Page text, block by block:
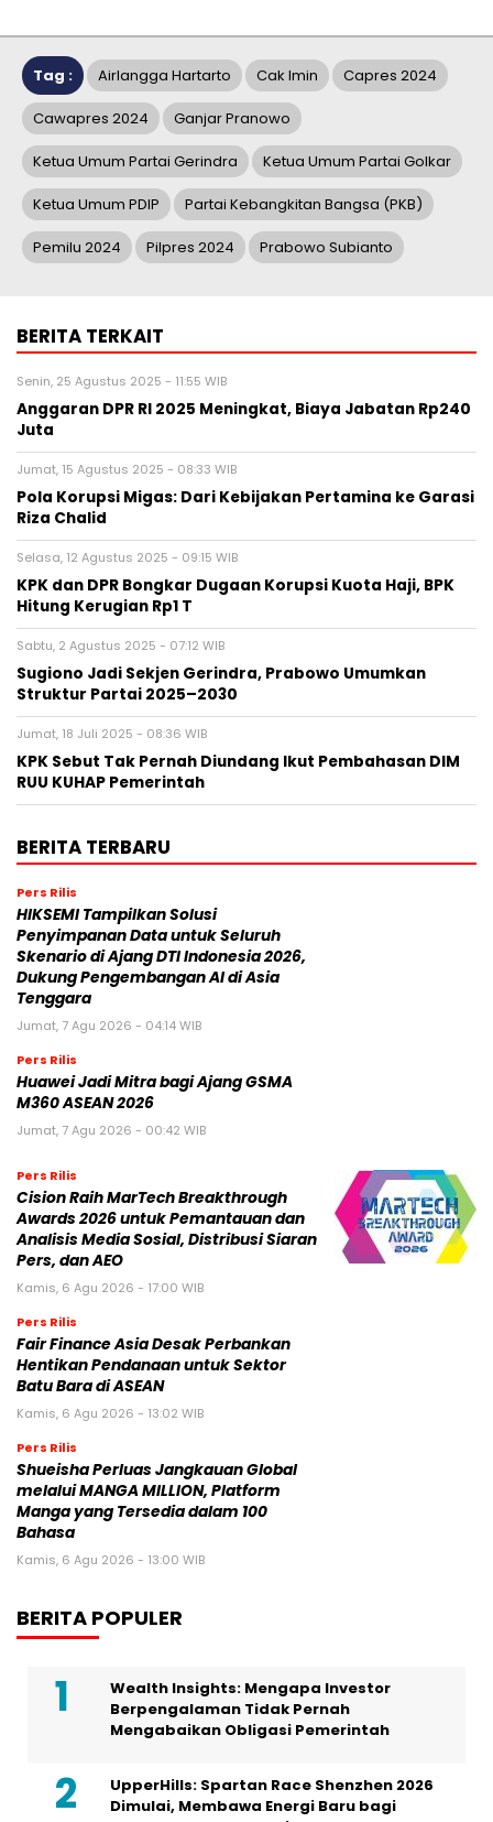
Tag : Airlangga Hartarto Cak Imin Capres 2024
Cawapres 2024 Ganjar Pranowo
Ketua Umum Partai Gerindra Ketua Umum Partai Golkar
Ketua Umum PDIP Partai Kebangkitan Bangsa (PKB)
Pemilu 2024 Pilpres 2024 Prabowo Subianto
BERITA TERKAIT
Senin, 25 Agustus 2025 - 11:55 WIB
Anggaran DPR RI 2025 Meningkat, Biaya Jabatan Rp240
Juta
Jumat, 15 Agustus 2025 - 08:33 WIB
Pola Korupsi Migas: Dari Kebijakan Pertamina ke Garasi
Riza Chalid
Selasa, 12 Agustus 2025 - 09:15 WIB
KPK dan DPR Bongkar Dugaan Korupsi Kuota Haji, BPK
Hitung Kerugian Rp1 T
Sabtu, 2 Agustus 2025 - 07:12 WIB
Sugiono Jadi Sekjen Gerindra, Prabowo Umumkan
Struktur Partai 2025–2030
Jumat, 18 Juli 2025 - 08:36 WIB
KPK Sebut Tak Pernah Diundang Ikut Pembahasan DIM
RUU KUHAP Pemerintah
BERITA TERBARU
Pers Rilis
HIKSEMI Tampilkan Solusi
Penyimpanan Data untuk Seluruh
Skenario di Ajang DTI Indonesia 2026,
Dukung Pengembangan AI di Asia
Tenggara
Jumat, 7 Agu 2026 - 04:14 WIB
Pers Rilis
Huawei Jadi Mitra bagi Ajang GSMA
M360 ASEAN 2026
Jumat, 7 Agu 2026 - 00:42 WIB
Pers Rilis
Cision Raih MarTech Breakthrough
Awards 2026 untuk Pemantauan dan
Analisis Media Sosial, Distribusi Siaran
Pers, dan AEO
Kamis, 6 Agu 2026 - 17:00 WIB
Pers Rilis
Fair Finance Asia Desak Perbankan
Hentikan Pendanaan untuk Sektor
Batu Bara di ASEAN
Kamis, 6 Agu 2026 - 13:02 WIB
Pers Rilis
Shueisha Perluas Jangkauan Global
melalui MANGA MILLION, Platform
Manga yang Tersedia dalam 100
Bahasa
Kamis, 6 Agu 2026 - 13:00 WIB
BERITA POPULER
Wealth Insights: Mengapa Investor
Berpengalaman Tidak Pernah
Mengabaikan Obligasi Pemerintah
UpperHills: Spartan Race Shenzhen 2026
Dimulai, Membawa Energi Baru bagi